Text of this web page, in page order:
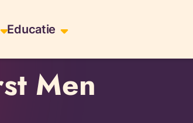
Educatie
Men